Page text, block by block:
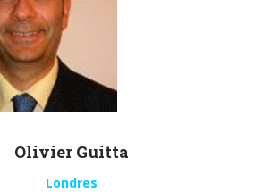
Olivier Guitta
Londres